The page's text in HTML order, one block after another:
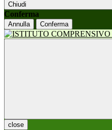
Chiudi
Conferma
Annulla Conferma
close